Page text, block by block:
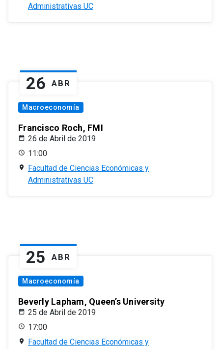
Administrativas UC
26 ABR
Macroeconomía
Francisco Roch, FMI
26 de Abril de 2019
11:00
Facultad de Ciencias Económicas y
Administrativas UC
25 ABR
Macroeconomía
Beverly Lapham, Queen’s University
25 de Abril de 2019
17:00
Facultad de Ciencias Económicas y